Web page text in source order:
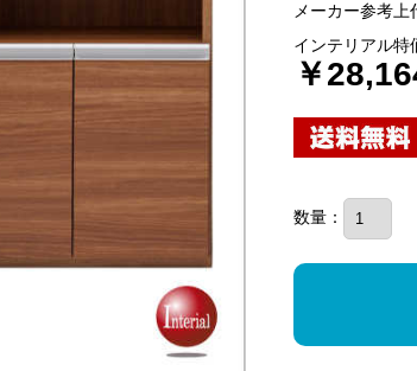
メーカー参考上
インテリアル特
￥
数量：